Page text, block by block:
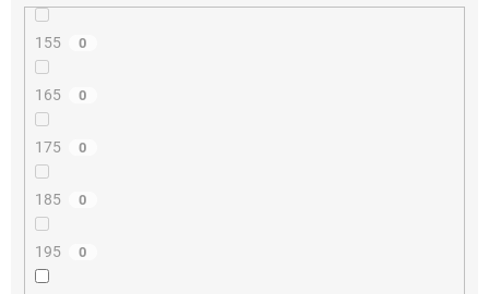
155 0
165 0
175 0
185 0
195 0